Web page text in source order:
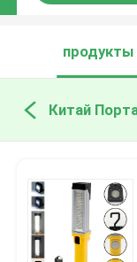
продукты
Китай